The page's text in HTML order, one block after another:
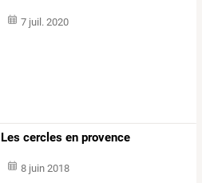
7 juil. 2020
Les cercles en provence
8 juin 2018